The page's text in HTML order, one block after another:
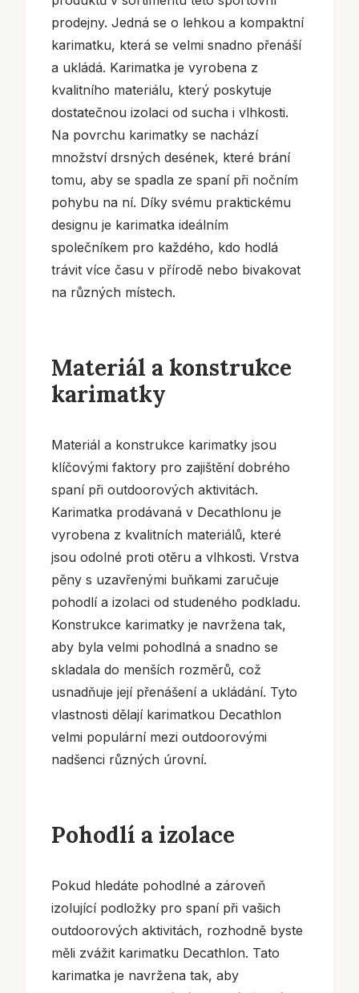
prodejny. Jedná se o lehkou a kompaktní
karimatku, která se velmi snadno přenáší
a ukládá. Karimatka je vyrobena z
kvalitního materiálu, který poskytuje
dostatečnou izolaci od sucha i vlhkosti.
Na povrchu karimatky se nachází
množství drsných desének, které brání
tomu, aby se spadla ze spaní při nočním
pohybu na ní. Díky svému praktickému
designu je karimatka ideálním
společníkem pro každého, kdo hodlá
trávit více času v přírodě nebo bivakovat
na různých místech.
Materiál a konstrukce
karimatky
Materiál a konstrukce karimatky jsou
klíčovými faktory pro zajištění dobrého
spaní při outdoorových aktivitách.
Karimatka prodávaná v Decathlonu je
vyrobena z kvalitních materiálů, které
jsou odolné proti otěru a vlhkosti. Vrstva
pěny s uzavřenými buňkami zaručuje
pohodlí a izolaci od studeného podkladu.
Konstrukce karimatky je navržena tak,
aby byla velmi pohodlná a snadno se
skladala do menších rozměrů, což
usnadňuje její přenášení a ukládání. Tyto
vlastnosti dělají karimatkou Decathlon
velmi populární mezi outdoorovými
nadšenci různých úrovní.
Pohodlí a izolace
Pokud hledáte pohodlné a zároveň
izolující podložky pro spaní při vašich
outdoorových aktivitách, rozhodně byste
měli zvážit karimatku Decathlon. Tato
karimatka je navržena tak, aby